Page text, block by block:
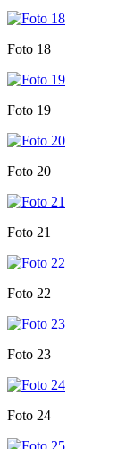
Foto 18
Foto 19
Foto 20
Foto 21
Foto 22
Foto 23
Foto 24